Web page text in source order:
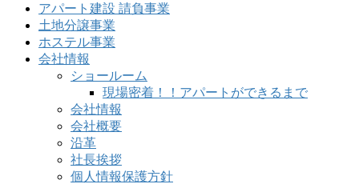
アパート建設 請負事業
土地分譲事業
ホステル事業
会社情報
ショールーム
現場密着！！アパートができるまで
会社情報
会社概要
沿革
社長挨拶
個人情報保護方針